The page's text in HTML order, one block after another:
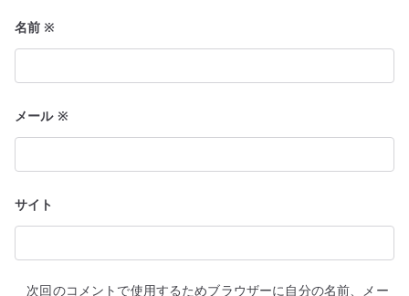
名前※
メール ※
サイト
次回のコメントで使用するためブラウザーに自分の名前、メー